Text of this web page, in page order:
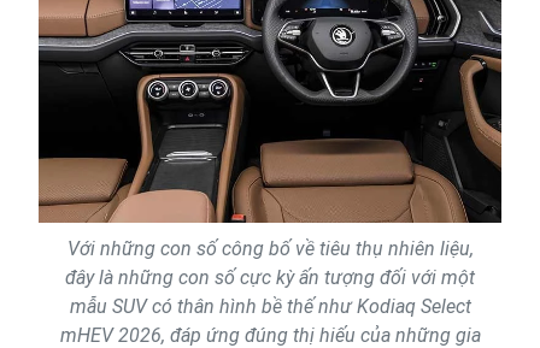
Với những con số công bố về tiêu thụ nhiên liệu,
đây là những con số cực kỳ ấn tượng đối với một
mẫu SUV có thân hình bề thế như Kodiaq Select
mHEV 2026, đáp ứng đúng thị hiếu của những gia